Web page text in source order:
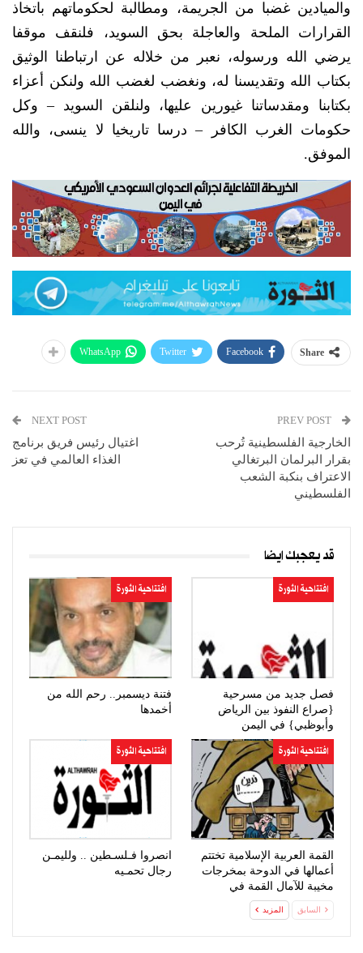
والميادين غضبا من الجريمة، ومطالبة لحكوماتهم باتخاذ
القرارات الملحة والعاجلة بحق السويد، فلنقف موقفا
يرضي الله ورسوله، نعبر من خلاله عن ارتباطنا الوثيق
بكتاب الله وتقديسنا له، ونغضب لغضب الله ولنكن أعزاء
بكتابنا ومقدساتنا غيورين عليها، ولنلقن السويد – وكل
حكومات الغرب الكافر – درسا تاريخيا لا ينسى، والله
الموفق.
Share
Facebook
Twitter
WhatsApp
الخارجية الفلسطينية تُرحب
بقرار البرلمان البرتغالي
الاعتراف بنكبة الشعب
الفلسطيني
NEXT POST
اغتيال رئيس فريق برنامج
الغذاء العالمي في تعز
قد يعجبك ايضا
افتتاحية الثورة
فصل جديد من مسرحية
{صراع النفوذ بين الرياض
وأبوظبي} في اليمن
افتتاحية الثورة
فتنة ديسمبر.. رحم الله من
أخمدها
افتتاحية الثورة
القمة العربية الإسلامية تختتم
أعمالها في الدوحة بمخرجات
مخيبة للآمال القمة في
افتتاحية الثورة
انصروا فـلسـطين .. ولليمـن
رجال تحمـيه
السابق المزيد